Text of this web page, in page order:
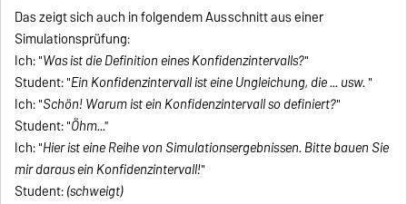
Das zeigt sich auch in folgendem Ausschnitt aus einer
Simulationsprüfung:
Ich: "Was ist die Definition eines Konfidenzintervalls?"
Student: "Ein Konfidenzintervall ist eine Ungleichung, die ... usw. "
Ich: "Schön! Warum ist ein Konfidenzintervall so definiert?"
Student: "Öhm..."
Ich: "Hier ist eine Reihe von Simulationsergebnissen. Bitte bauen Sie
mir daraus ein Konfidenzintervall!"
Student:(schweigt)